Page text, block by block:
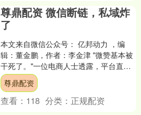
尊鼎配资 微信断链，私域炸
了
本文来自微信公众号： 亿邦动力 ，编
辑：董金鹏，作者：李金津 "微赞基本被
干死了。"一位电商人士透露，平台直播
功能被封，引发行业大地震。亿邦动力
向微赞内部人士求....
尊鼎配资
查看： 118 分类： 正规配资